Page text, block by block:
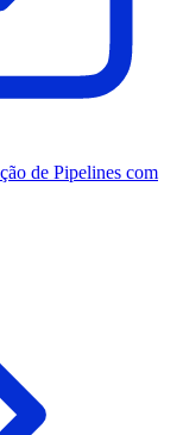
de Pipelines com